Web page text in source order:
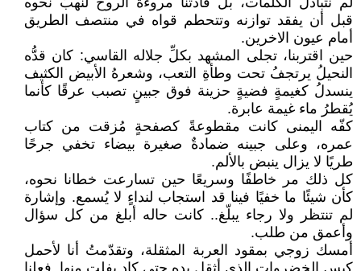
قبل أن يفقد توازنه وتتحطم قواه في منتصف الطريق
أمام عيون الاخرين.
حين اقتربنا، تجلى المشهد بكلِّ جلاله القاسي: كان قدُّه
النحيلُ يرتجفُ تحت وطأةِ التعب، وشعرهُ الأبيض الكثيف
ينسدلُ كغيمةٍ فضيةٍ حزينة فوق جبينٍ تصبب عرقًا كأنما
يُقطرُ ماء غيمة عابرة.
كفّه اليمنى كانت مقطوعةً كصفحةٍ مُزقت من كتاب
عمره، وعلى جبينه ضمادةٌ صغيرة بيضاء تخفي جرحًا
طريًا لا يزال ينبض بالألم.
كل ذلك مر خاطفًا وسريعًا حين تسارعت خطانا نحوه،
كأن شيئًا ما خفيًا فينا قد استجاب لنداءٍ لا يُسمع. وإشارة
لم تنتظر ولا رجاء يبلّغ.. كانت حاله أبلغ من كل سؤال
وأعمق من طلب.
أمسك زوجي بمقود العربة المثقلة، وتقدّمتُ أنا لأحمل